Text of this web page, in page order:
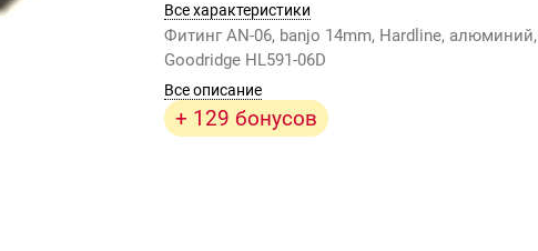
Все характеристики
Фитинг AN-06, banjo 14mm, Hardline, алюминий,
Goodridge HL591-06D
Все описание
+ 129 бонусов